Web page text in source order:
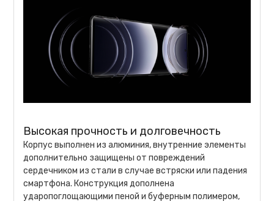
Высокая прочность и долговечность
Корпус выполнен из алюминия, внутренние элементы
дополнительно защищены от повреждений
сердечником из стали в случае встряски или падения
смартфона. Конструкция дополнена
ударопоглощающими пеной и буферным полимером,